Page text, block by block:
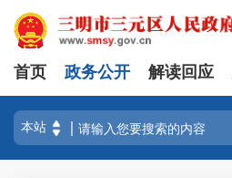
首页 政务公开 解读回应